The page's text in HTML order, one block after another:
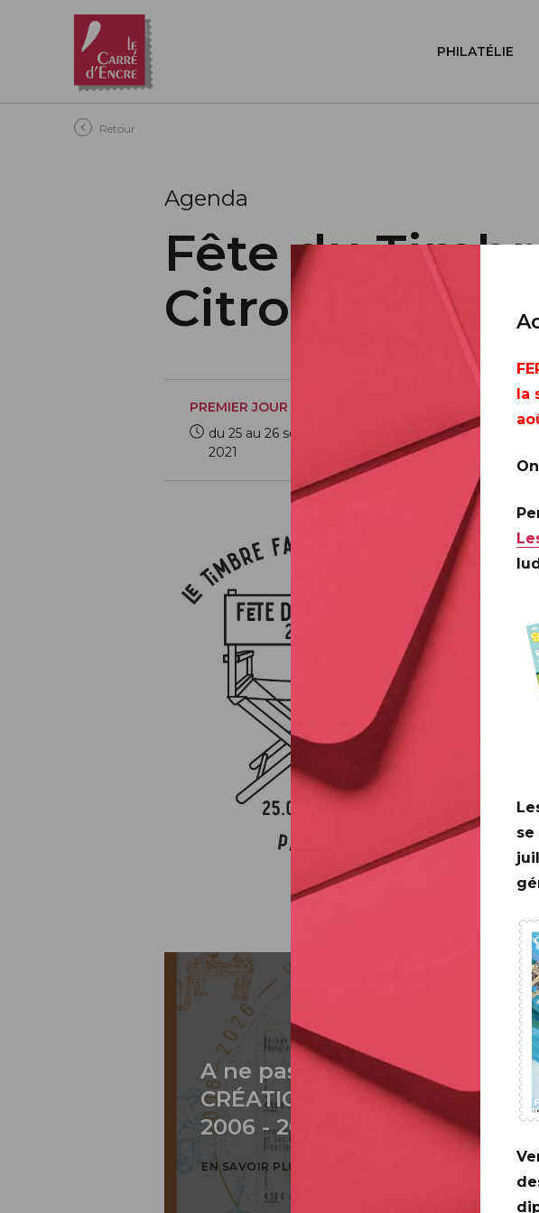
Aller au contenu principal
PHILATÉLIE
Retour
Agenda
Fête du
Citroën
PREMIER JOUR
du 25 au 26 septembre
2021
80 villes en France
80 villes
Paris (75)
Le Carré
13 bis
A ne pas rater: 20 ANS DE LA
CRÉATION DE PHILAPOSTE
2006 - 2026 / BLOC
EN SAVOIR PLUS
la
se